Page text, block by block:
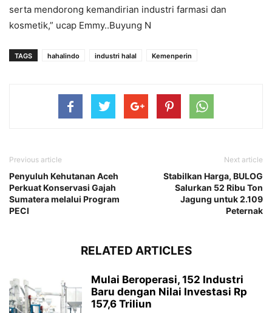
serta mendorong kemandirian industri farmasi dan
kosmetik,” ucap Emmy..Buyung N
TAGS hahalindo industri halal Kemenperin
Previous article
Penyuluh Kehutanan Aceh
Perkuat Konservasi Gajah
Sumatera melalui Program
PECI
Next article
Stabilkan Harga, BULOG
Salurkan 52 Ribu Ton
Jagung untuk 2.109
Peternak
RELATED ARTICLES
Mulai Beroperasi, 152 Industri
Baru dengan Nilai Investasi Rp
157,6 Triliun